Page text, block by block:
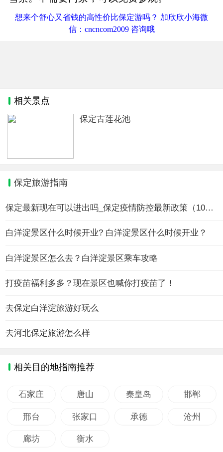
想来个舒心又省钱的高性价比保定游吗？ 加欣欣小海微
信：cncncom2009 咨询哦
相关景点
保定古莲花池
保定旅游指南
保定最新现在可以进出吗_保定疫情防控最新政策（10月25日更
白洋淀景区什么时候开业? 白洋淀景区什么时候开业？
白洋淀景区怎么去？白洋淀景区乘车攻略
打疫苗福利多多？现在景区也喊你打疫苗了！
去保定白洋淀旅游好玩么
去河北保定旅游怎么样
相关目的地指南推荐
石家庄 唐山 秦皇岛 邯郸
邢台 张家口 承德 沧州
廊坊 衡水